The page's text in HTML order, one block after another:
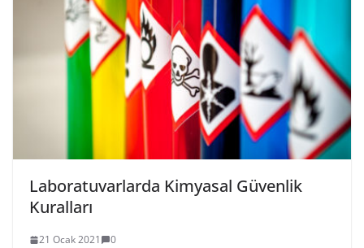
Laboratuvarlarda Kimyasal Güvenlik
Kuralları
21 Ocak 2021 0